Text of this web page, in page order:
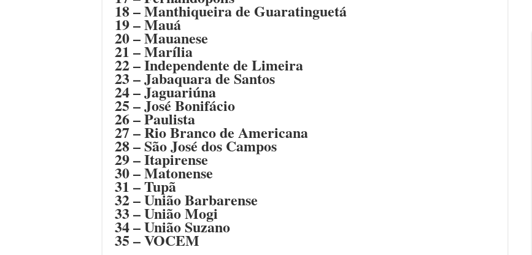
18 – Manthiqueira de Guaratinguetá
19 – Mauá
20 – Mauanese
21 – Marília
22 – Independente de Limeira
23 – Jabaquara de Santos
24 – Jaguariúna
25 – José Bonifácio
26 – Paulista
27 – Rio Branco de Americana
28 – São José dos Campos
29 – Itapirense
30 – Matonense
31 – Tupã
32 – União Barbarense
33 – União Mogi
34 – União Suzano
35 – VOCEM